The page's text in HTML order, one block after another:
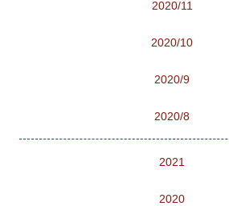
2020/11
2020/10
2020/9
2020/8
2021
2020